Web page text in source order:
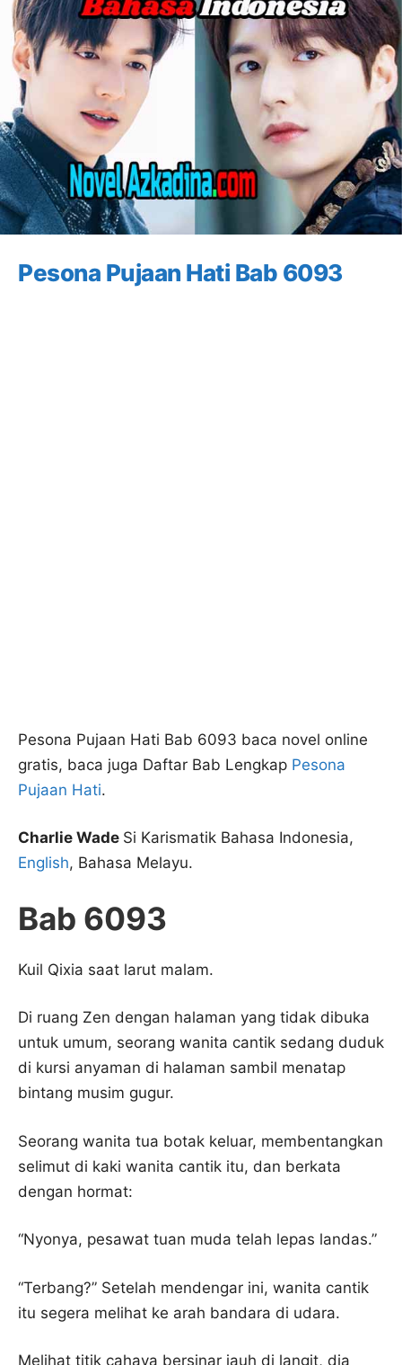
Pesona Pujaan Hati Bab 6093
Pesona Pujaan Hati Bab 6093 baca novel online
gratis, baca juga Daftar Bab Lengkap Pesona
Pujaan Hati.
Charlie Wade Si Karismatik Bahasa Indonesia,
English, Bahasa Melayu.
Bab 6093
Kuil Qixia saat larut malam.
Di ruang Zen dengan halaman yang tidak dibuka
untuk umum, seorang wanita cantik sedang duduk
di kursi anyaman di halaman sambil menatap
bintang musim gugur.
Seorang wanita tua botak keluar, membentangkan
selimut di kaki wanita cantik itu, dan berkata
dengan hormat:
“Nyonya, pesawat tuan muda telah lepas landas.”
“Terbang?” Setelah mendengar ini, wanita cantik
itu segera melihat ke arah bandara di udara.
Melihat titik cahaya bersinar jauh di langit, dia